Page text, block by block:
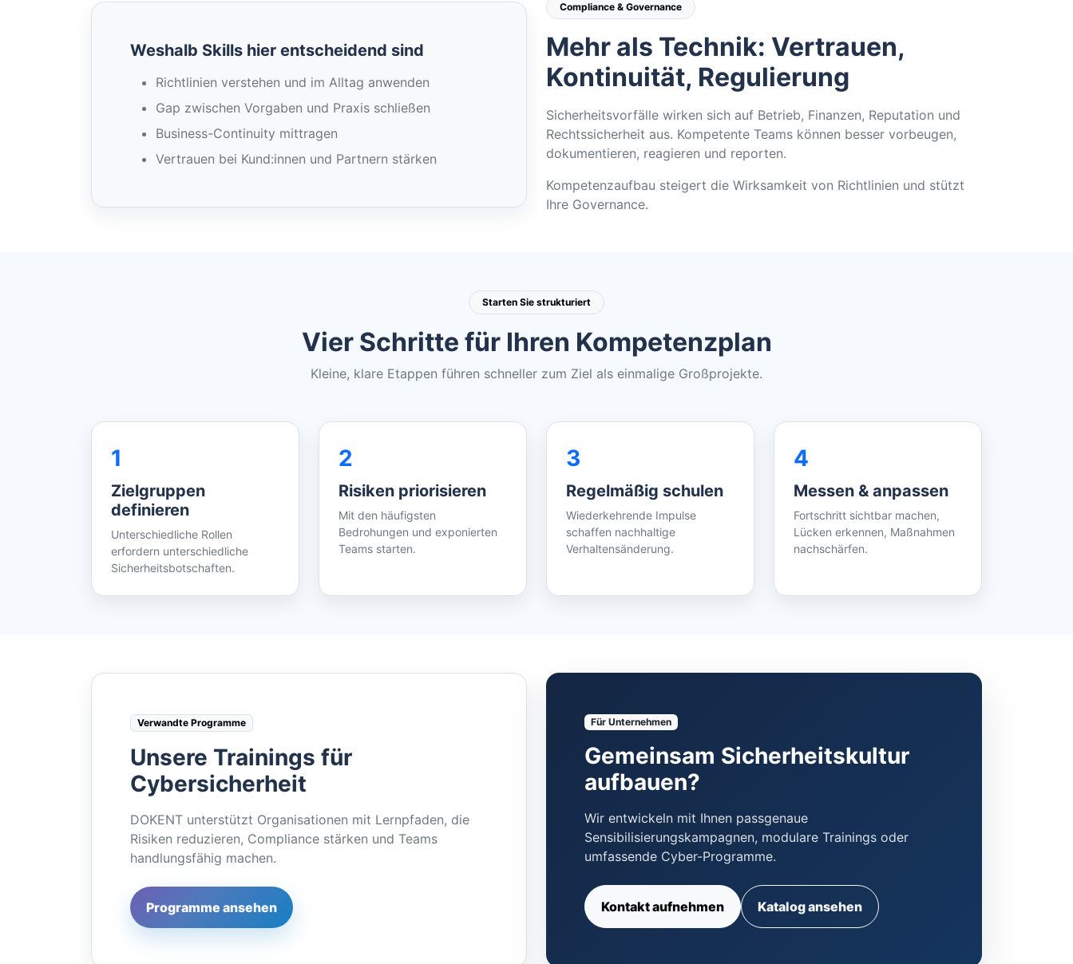
Compliance & Governance
Mehr als Technik: Vertrauen,
Kontinuität, Regulierung
Sicherheitsvorfälle wirken sich auf Betrieb, Finanzen, Reputation und
Rechtssicherheit aus. Kompetente Teams können besser vorbeugen,
dokumentieren, reagieren und reporten.
Kompetenzaufbau steigert die Wirksamkeit von Richtlinien und stützt
Ihre Governance.
Weshalb Skills hier entscheidend sind
Richtlinien verstehen und im Alltag anwenden
Gap zwischen Vorgaben und Praxis schließen
Business-Continuity mittragen
Vertrauen bei Kund:innen und Partnern stärken
Starten Sie strukturiert
Vier Schritte für Ihren Kompetenzplan
Kleine, klare Etappen führen schneller zum Ziel als einmalige Großprojekte.
1
Zielgruppen
definieren
Unterschiedliche Rollen
erfordern unterschiedliche
Sicherheitsbotschaften.
2
Risiken priorisieren
Mit den häufigsten
Bedrohungen und exponierten
Teams starten.
3
Regelmäßig schulen
Wiederkehrende Impulse
schaffen nachhaltige
Verhaltensänderung.
4
Messen & anpassen
Fortschritt sichtbar machen,
Lücken erkennen, Maßnahmen
nachschärfen.
Verwandte Programme
Unsere Trainings für
Cybersicherheit
DOKENT unterstützt Organisationen mit Lernpfaden, die
Risiken reduzieren, Compliance stärken und Teams
handlungsfähig machen.
Programme ansehen
Für Unternehmen
Gemeinsam Sicherheitskultur
aufbauen?
Wir entwickeln mit Ihnen passgenaue
Sensibilisierungskampagnen, modulare Trainings oder
umfassende Cyber-Programme.
Kontakt aufnehmen Katalog ansehen